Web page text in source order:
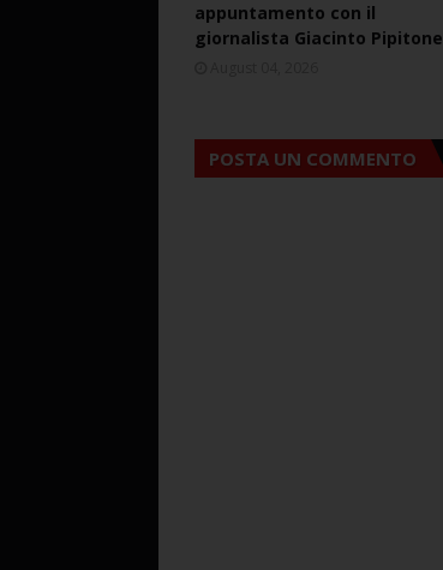
appuntamento con il
giornalista Giacinto Pipitone
POSTA UN COMMENTO